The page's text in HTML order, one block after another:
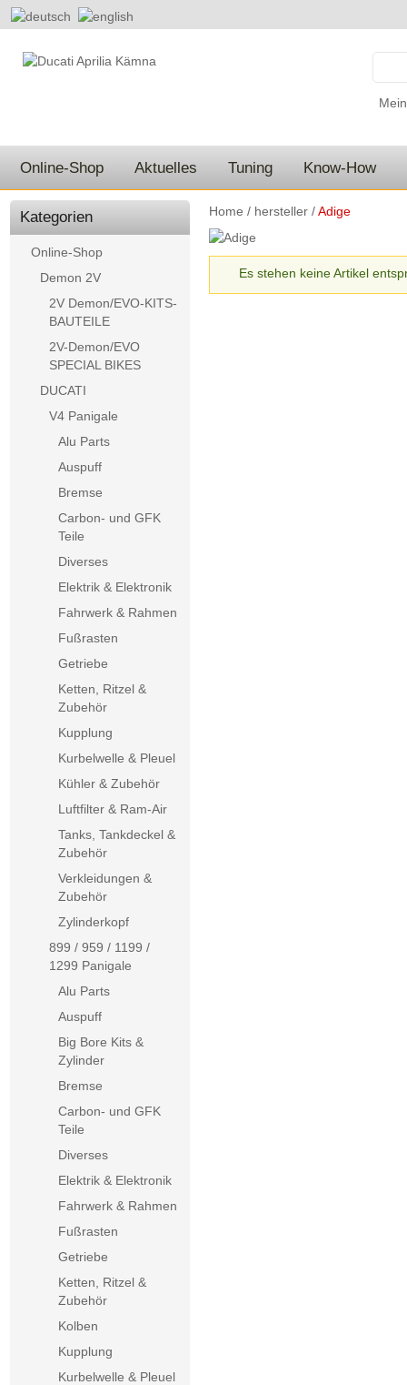
Online-Shop Aktuelles Tuning Know-How
Home / hersteller /Adige
Es stehen keine Artikel
Kategorien
Online-Shop
Demon 2V
2V Demon/EVO-KITS-
BAUTEILE
2V-Demon/EVO
SPECIAL BIKES
DUCATI
V4 Panigale
Alu Parts
Auspuff
Bremse
Carbon- und GFK
Teile
Diverses
Elektrik & Elektronik
Fahrwerk & Rahmen
Fußrasten
Getriebe
Ketten, Ritzel &
Zubehör
Kupplung
Kurbelwelle & Pleuel
Kühler & Zubehör
Luftfilter & Ram-Air
Tanks, Tankdeckel &
Zubehör
Verkleidungen &
Zubehör
Zylinderkopf
899 / 959 / 1199 /
1299 Panigale
Alu Parts
Auspuff
Big Bore Kits &
Zylinder
Bremse
Carbon- und GFK
Teile
Diverses
Elektrik & Elektronik
Fahrwerk & Rahmen
Fußrasten
Getriebe
Ketten, Ritzel &
Zubehör
Kolben
Kupplung
Kurbelwelle & Pleuel